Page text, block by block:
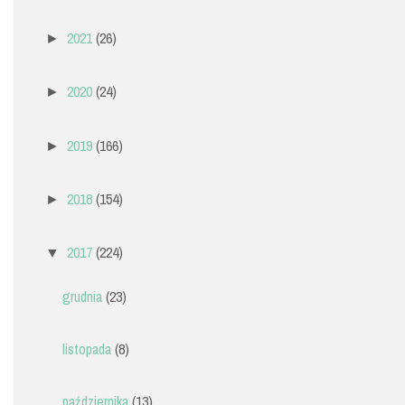
► 2021 (26)
► 2020 (24)
► 2019 (166)
► 2018 (154)
▼ 2017 (224)
grudnia(23)
listopada(8)